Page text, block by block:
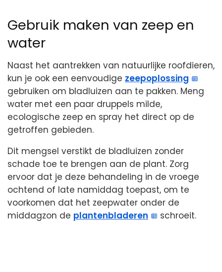
Gebruik maken van zeep en
water
Naast het aantrekken van natuurlijke roofdieren,
kun je ook een eenvoudige zeepoplossing
gebruiken om bladluizen aan te pakken. Meng
water met een paar druppels milde,
ecologische zeep en spray het direct op de
getroffen gebieden.
Dit mengsel verstikt de bladluizen zonder
schade toe te brengen aan de plant. Zorg
ervoor dat je deze behandeling in de vroege
ochtend of late namiddag toepast, om te
voorkomen dat het zeepwater onder de
middagzon de plantenbladeren schroeit.